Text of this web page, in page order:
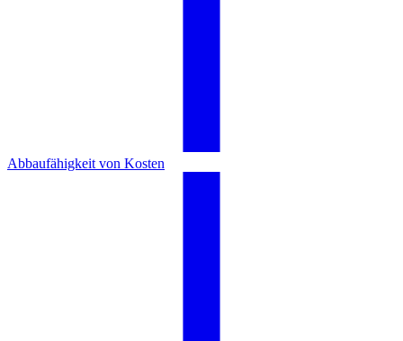
Abbaufähigkeit von Kosten